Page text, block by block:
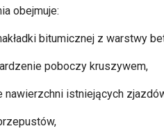
obejmuje:
bitumicznej z warstwy
poboczy kruszywem,
nawierzchni istniejących